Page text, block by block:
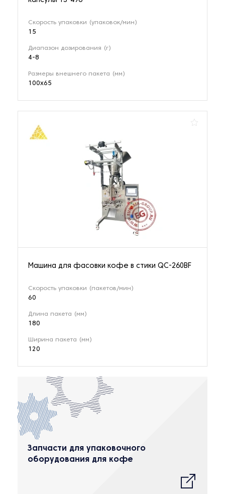
Скорость упаковки (упаковок/мин)
15
Диапазон дозирования (г)
4-8
Размеры внешнего пакета (мм)
100x65
Машина для фасовки кофе в стики QC-260BF
Скорость упаковки (пакетов/мин)
60
Длина пакета (мм)
180
Ширина пакета (мм)
120
Запчасти для упаковочного
оборудования для кофе